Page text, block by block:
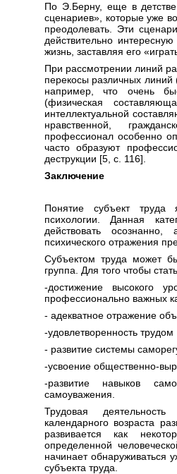
По Э.Берну, еще в
сценариев», которые уже
преодолевать. Эти
действительно
жизнь, заставляя его
При рассмотрении линий
перекосы различных линий
например, что очень
(физическая
интеллектуальной
нравственной,
профессионал особенно
часто образуют
деструкции [5, с. 116].
Заключение
Понятие субъект труда
психологии. Данная
действовать
психического отражения
Субъектом труда может
группа. Для того чтобы
-достижение высокого
профессионально важных
- адекватное отражение
-удовлетворенность трудом
- развитие системы
-усвоение общественно-
-развитие навыков
самоуважения.
Трудовая
календарного возраста
развивается как
определенной
начинает обнаруживаться
субъекта труда.